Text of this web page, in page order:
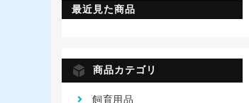
最近見た商品
商品カテゴリ
飼育用品